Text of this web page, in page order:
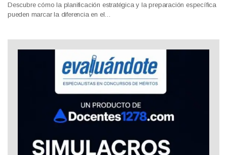
Descubre cómo la planificación estratégica y la preparación específica
pueden marcar la diferencia en el…